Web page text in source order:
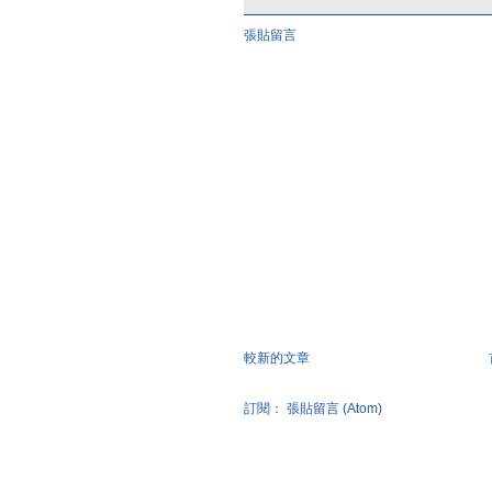
張貼留言
較新的文章
訂閱： 張貼留言 (Atom)